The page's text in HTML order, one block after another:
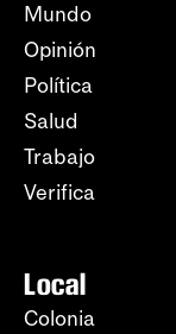
Mundo
Opinión
Política
Salud
Trabajo
Verifica
Local
Colonia